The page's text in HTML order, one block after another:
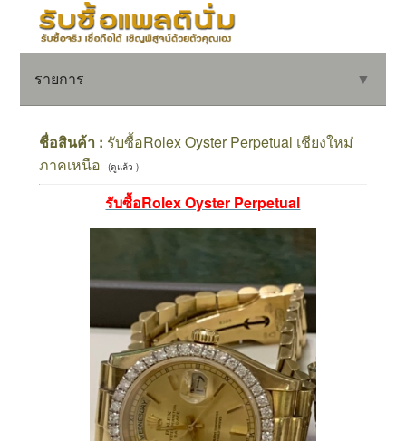
รายการ ▼
ชื่อสินค้า : รับซื้อRolex Oyster Perpetual เชียงใหม่
ภาคเหนือ
(ดูแล้ว )
รับซื้อRolex Oyster Perpetual